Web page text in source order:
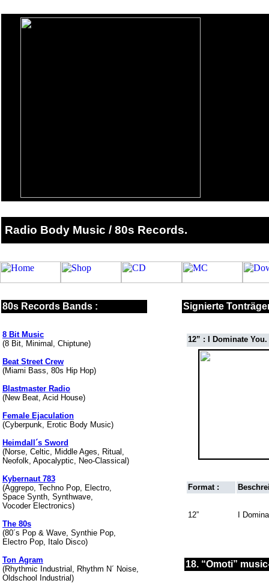
Radio Body Music / 80s Records.
80s Records Bands :
8 Bit Music
(8 Bit, Minimal, Chiptune)
Beat Street Crew
(Miami Bass, 80s Hip Hop)
Blastmaster Radio
(New Beat, Acid House)
Female Ejaculation
(Cyberpunk, Erotic Body Music)
Heimdall´s Sword
(Norse, Celtic, Middle Ages, Ritual,
Neofolk, Apocalyptic, Neo-Classical)
Kybernaut 783
(Aggrepo, Techno Pop, Electro,
Space Synth, Synthwave,
Vocoder Electronics)
The 80s
(80´s Pop & Wave, Synthie Pop,
Electro Pop, Italo Disco)
Ton Agram
(Rhythmic Industrial, Rhythm N´ Noise,
Oldschool Industrial)
Signierte
12” : I Dominate You.
Format :
12” I
18. “Omoti”